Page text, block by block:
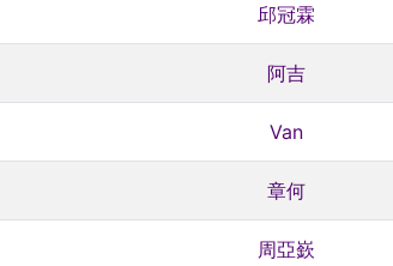
邱冠霖
阿吉
Van
章何
周亞嶔